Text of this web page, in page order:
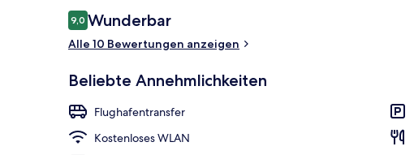
Bewertungen
9,09,0 von 10.
Wunderbar
Alle 10 Bewertungen anzeigen
Beliebte Annehmlichkeiten
Flughafentransfer
Kostenloses WLAN